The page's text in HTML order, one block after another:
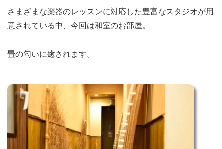
さまざまな楽器のレッスンに対応した豊富なスタジオが用
意されている中、今回は和室のお部屋。
畳の匂いに癒されます。